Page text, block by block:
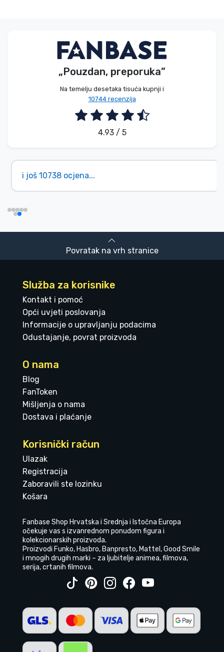
„Pouzdan, preporuka”
Na temelju desetaka tisuća kupnji i
10744 recenzija
4.93 / 5
i još 10738 ocjena...
Povratak na vrh stranice
Služba za korisnike
Kontakt i pomoć
Opći uvjeti poslovanja
Informacije o upravljanju podacima
Odustajanje, povrat proizvoda
O nama
Blog
FanToken
Mišljenja o nama
Dostava i plaćanje
Korisnički račun
Ulazak
Registracija
Zaboravili ste lozinku
Košara
Fanbase Shop Hrvatska i Srednja i Istočna Europa
očekuje vas s izvanrednom ponudom figura i
kolekcionarskih proizvoda.
Proizvodi Funko, Hasbro, Banpresto, Mattel, Good Smile
i mnogih drugih marki – za ljubitelje animea, filmova,
serija, crtanih filmova.